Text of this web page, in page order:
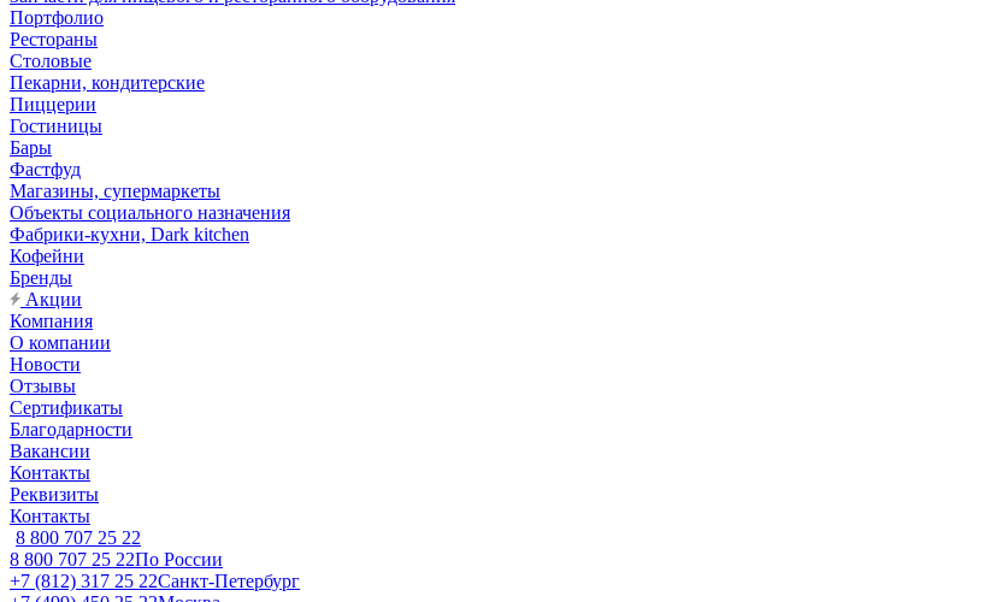
Портфолио
Рестораны
Столовые
Пекарни, кондитерские
Пиццерии
Гостиницы
Бары
Фастфуд
Магазины, супермаркеты
Объекты социального назначения
Фабрики-кухни, Dark kitchen
Кофейни
Бренды
Акции
Компания
О компании
Новости
Отзывы
Сертификаты
Благодарности
Вакансии
Контакты
Реквизиты
Контакты
8 800 707 25 22
8 800 707 25 22По России
+7 (812) 317 25 22Санкт-Петербург